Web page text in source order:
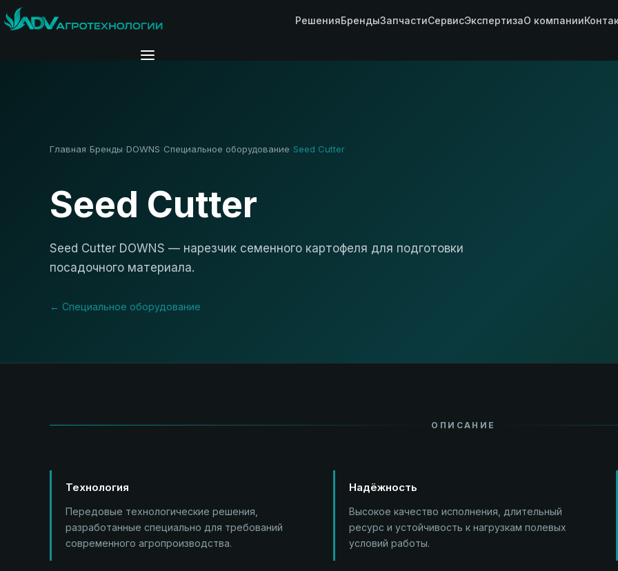
РешенияБрендыЗапчастиСервисЭкспертизаО компании
Главная› Бренды› DOWNS› Специальное оборудование Seed Cutter
Seed Cutter
Seed Cutter DOWNS — нарезчик семенного картофеля для подготовки
посадочного материала.
← Специальное оборудование
ОПИСАНИЕ
Технология
Передовые технологические решения,
разработанные специально для требований
современного агропроизводства.
Надёжность
Высокое качество исполнения, длительный
ресурс и устойчивость к нагрузкам полевых
условий работы.